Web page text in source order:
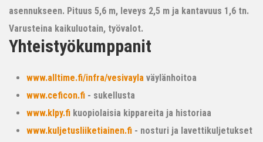
asennukseen. Pituus 5,6 m, leveys 2,5 m ja kantavuus 1,6 tn.
Varusteina kaikuluotain, työvalot.
Yhteistyökumppanit
www.alltime.fi/infra/vesivayla väylänhoitoa
www.ceficon.fi - sukellusta
www.klpy.fi kuopiolaisia kippareita ja historiaa
www.kuljetusliiketiainen.fi - nosturi ja lavettikuljetukset